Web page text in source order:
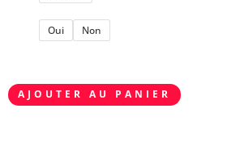
Oui Non
AJOUTER AU PANIER